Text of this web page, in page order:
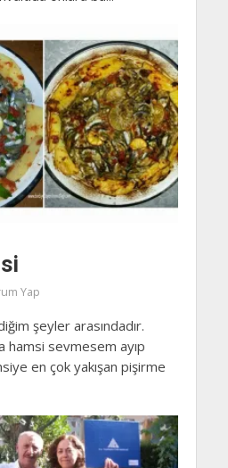
Yap
şeyler arasındadır.
hamsi sevmesem ayıp
en çok yakışan pişirme